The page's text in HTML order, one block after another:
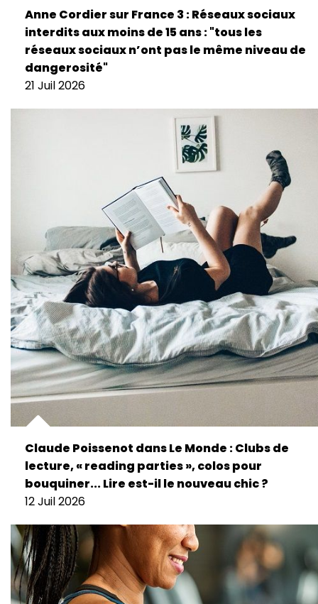
Anne Cordier sur France 3 : Réseaux sociaux
interdits aux moins de 15 ans : "tous les
réseaux sociaux n’ont pas le même niveau de
dangerosité"
21 Juil 2026
Claude Poissenot dans Le Monde : Clubs de
lecture, « reading parties », colos pour
bouquiner... Lire est-il le nouveau chic ?
12 Juil 2026